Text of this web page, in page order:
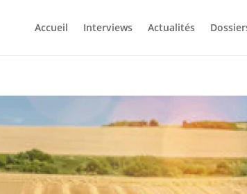
Accueil Interviews Actualités